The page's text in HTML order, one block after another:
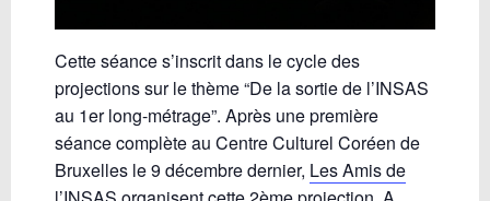
Cette séance s’inscrit dans le cycle des
projections sur le thème “De la sortie de l’INSAS
au 1erlong-métrage”. Après une première
séance complète au Centre Culturel Coréen de
Bruxelles le 9 décembre dernier, Les Amis de